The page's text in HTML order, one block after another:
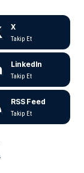
X
Takip Et
LinkedIn
Takip Et
RSS Feed
Takip Et